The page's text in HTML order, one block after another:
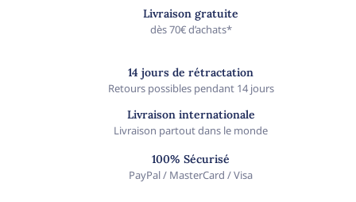
Livraison gratuite
dès 70€ d’achats*
14 jours de rétractation
Retours possibles pendant 14 jours
Livraison internationale
Livraison partout dans le monde
100% Sécurisé
PayPal / MasterCard / Visa